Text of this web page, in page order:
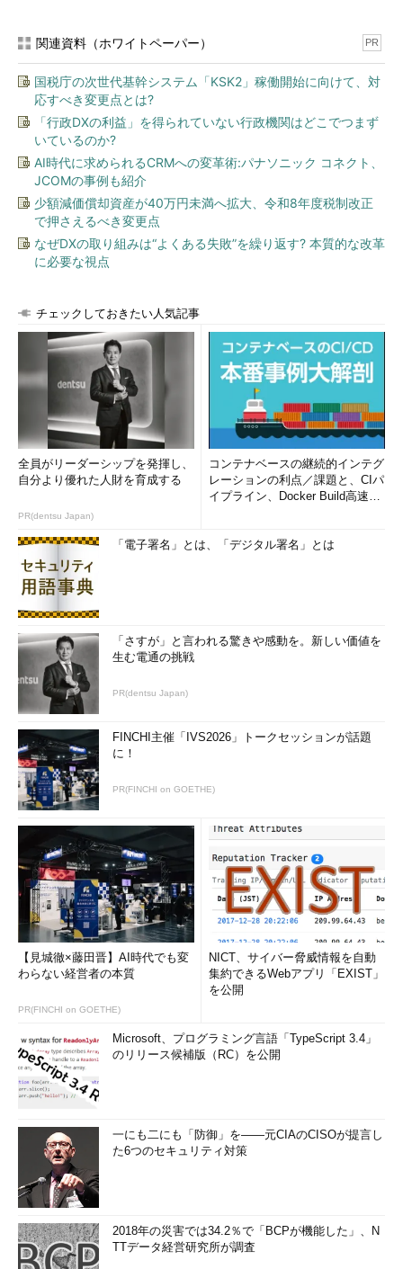
関連資料（ホワイトペーパー） PR
国税庁の次世代基幹システム「KSK2」稼働開始に向けて、対
応すべき変更点とは?
「行政DXの利益」を得られていない行政機関はどこでつまず
いているのか?
AI時代に求められるCRMへの変革術:パナソニック コネクト、
JCOMの事例も紹介
少額減価償却資産が40万円未満へ拡大、令和8年度税制改正
で押さえるべき変更点
なぜDXの取り組みは“よくある失敗”を繰り返す? 本質的な改革
に必要な視点
チェックしておきたい人気記事
全員がリーダーシップを発揮し、
自分より優れた人財を育成する
PR(dentsu Japan)
コンテナベースの継続的インテグ
レーションの利点／課題と、CIパ
イプライン、Docker Build高速化
「電子署名」とは、「デジタル署名」とは
「さすが」と言われる驚きや感動を。新しい価値を
生む電通の挑戦
PR(dentsu Japan)
FINCHI主催「IVS2026」トークセッションが話題
に！
PR(FINCHI on GOETHE)
【見城徹×藤田晋】AI時代でも変
わらない経営者の本質
PR(FINCHI on GOETHE)
NICT、サイバー脅威情報を自動
集約できるWebアプリ「EXIST」
を公開
Microsoft、プログラミング言語「TypeScript 3.4」
のリリース候補版（RC）を公開
一にも二にも「防御」を――元CIAのCISOが提言し
た6つのセキュリティ対策
2018年の災害では34.2％で「BCPが機能した」、N
TTデータ経営研究所が調査